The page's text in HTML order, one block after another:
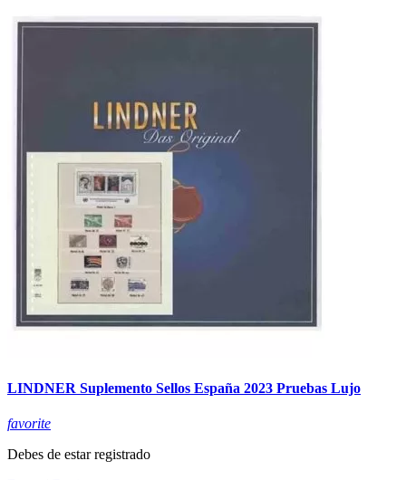
LINDNER Suplemento Sellos España 2023 Pruebas Lujo
favorite
Debes de estar registrado